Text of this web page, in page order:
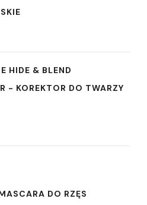
HIDE & BLEND
- KOREKTOR DO TWARZY
DO RZĘS